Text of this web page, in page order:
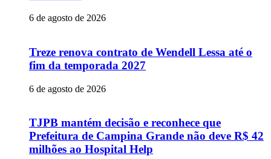
6 de agosto de 2026
Treze renova contrato de Wendell Lessa até o
fim da temporada 2027
6 de agosto de 2026
TJPB mantém decisão e reconhece que
Prefeitura de Campina Grande não deve R$ 42
milhões ao Hospital Help